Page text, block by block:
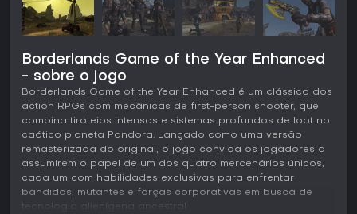
Borderlands Game of the Year Enhanced
- sobre o jogo
Borderlands Game of the Year Enhanced é um clássico dos
action RPGs com mecânicas de first-person shooter, que
combina tiroteios intensos e sistemas profundos de loot no
caótico planeta Pandora. Lançado como uma versão
remasterizada do original, o jogo convida os jogadores a
assumirem o papel de um dos quatro mercenários únicos,
cada um com habilidades exclusivas para enfrentar
bandidos, mutantes e forças corporativas em busca de
tecnologia alienígena ancestral.